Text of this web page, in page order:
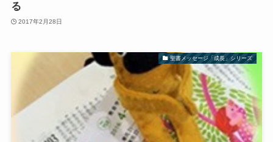
る
2017年2月28日
聖書メッセージ「成長」シリーズ